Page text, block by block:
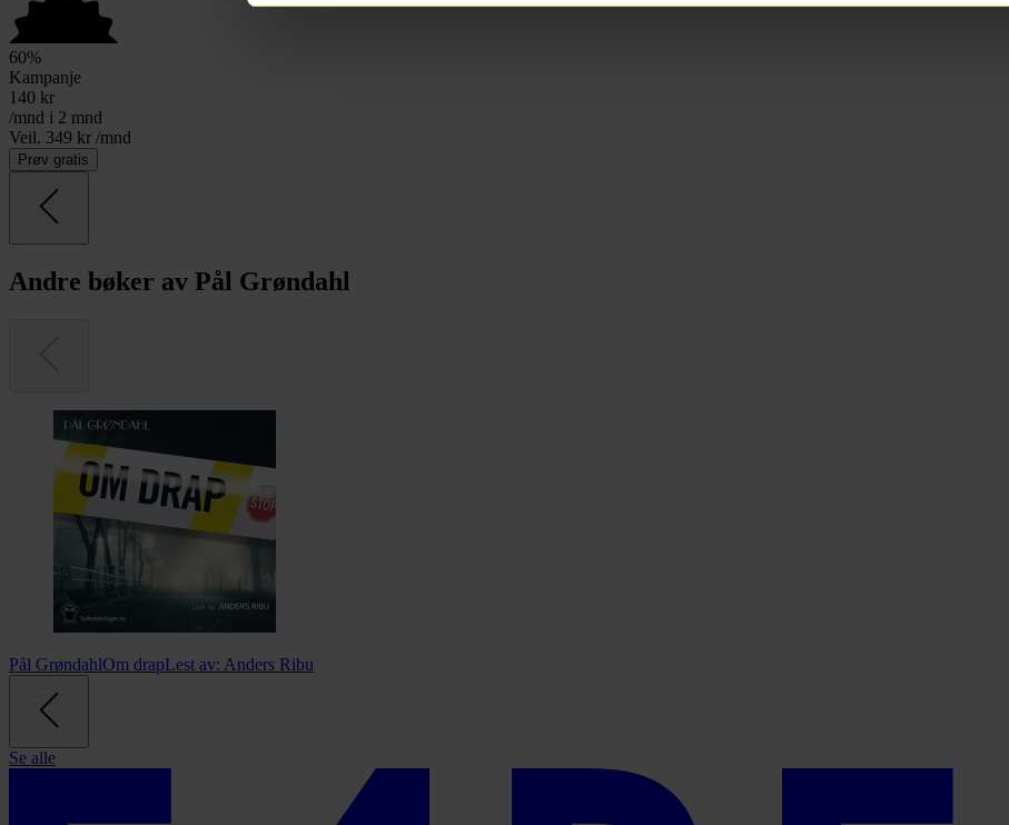
60%
Kampanje
140 kr
/mnd i 2 mnd
Veil. 349 kr /mnd
Prøv gratis
Andre bøker av Pål Grøndahl
Pål GrøndahlOm drapLest av: Anders Ribu
Se alle